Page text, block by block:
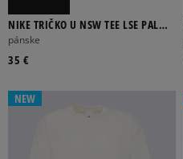
NIKE TRIČKO U NSW TEE LSE PALM
TREE NIKE
pánske
35 €
NEW